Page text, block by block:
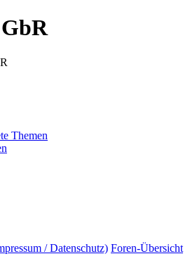
Themen
/ Datenschutz) Foren-Übersicht